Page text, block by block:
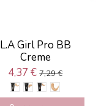
L.A Girl Pro BB
Creme
4,37 €7,29 €